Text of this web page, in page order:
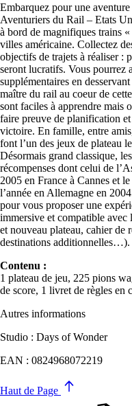
Embarquez pour une
Aventuriers du Rail – Etats
à bord de magnifiques trains
villes américaine. Collectez
objectifs de trajets à réaliser :
seront lucratifs. Vous pourrez
supplémentaires en
maître du rail au coeur de
sont faciles à apprendre mais
faire preuve de planification
victoire. En famille, entre
font l’un des jeux de plateau
Désormais grand classique,
récompenses dont celui de
2005 en France à Cannes et
l’année en Allemagne en
pour vous proposer une
immersive et compatible avec
et nouveau plateau, cahier de
destinations additionnelles…).
Contenu :
1 plateau de jeu, 225 pions
de score, 1 livret de règles en
Autres informations
Studio : Days of Wonder
EAN : 0824968072219
Haut de Page